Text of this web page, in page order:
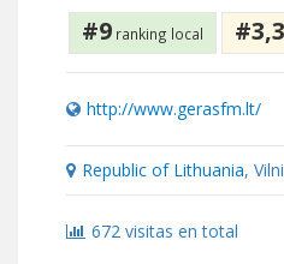
#9 ranking local
http://www.gerasfm.lt/
Republic of Lithuania,
672 visitas en total